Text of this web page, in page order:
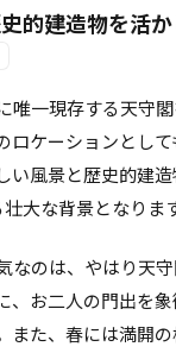
的建造物を活
一現存する天守閣
ロケーションとし
い風景と歴史的建
大な背景となりま
なのは、やはり天
、お二人の門出を
また、春には満開